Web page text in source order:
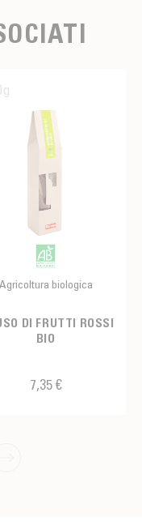
Agricoltura biologica
DI FRUTTI ROSSI
BIO
7,35 €